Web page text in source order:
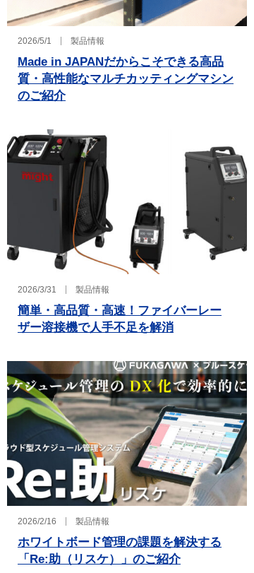
2026/5/1 製品情報
Made in JAPANだからこそできる高品
質・高性能なマルチカッティングマシン
のご紹介
2026/3/31 製品情報
簡単・高品質・高速！ファイバーレー
ザー溶接機で人手不足を解消
2026/2/16 製品情報
ホワイトボード管理の課題を解決する
「Re:助（リスケ）」のご紹介